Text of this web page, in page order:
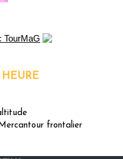
HEURE
frontalier